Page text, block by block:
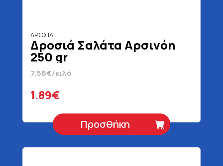
ΔΡΟΣΙΑ
Δροσιά Σαλάτα Αρσινόη
250 gr
7.56€/κιλό
1.89€
Προσθήκη